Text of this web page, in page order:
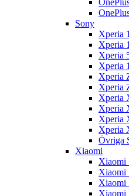
Sony
Xperia
Xperia
Xperia
Xperia
Xperia
Xperia
Xperia
Xperia
Xperia
Xperia
Övriga
Xiaomi
Xiaomi
Xiaomi
Xiaomi
Xiaomi